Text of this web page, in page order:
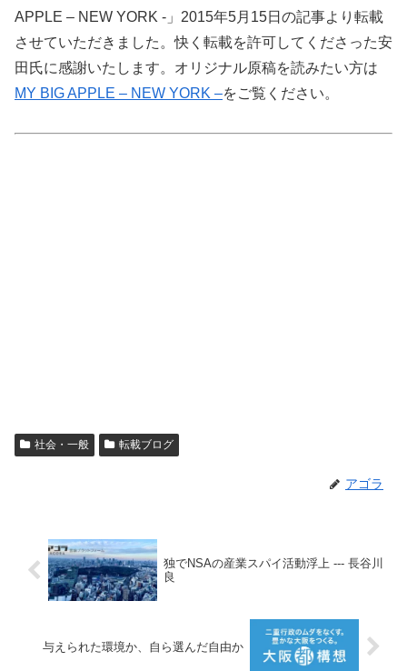
APPLE – NEW YORK -」2015年5月15日の記事より転載
させていただきました。快く転載を許可してくださった安
田氏に感謝いたします。オリジナル原稿を読みたい方は
MY BIG APPLE – NEW YORK –をご覧ください。
社会・一般 転載ブログ
アゴラ
独でNSAの産業スパイ活動浮上 --- 長谷川
良
与えられた環境か、自ら選んだ自由か